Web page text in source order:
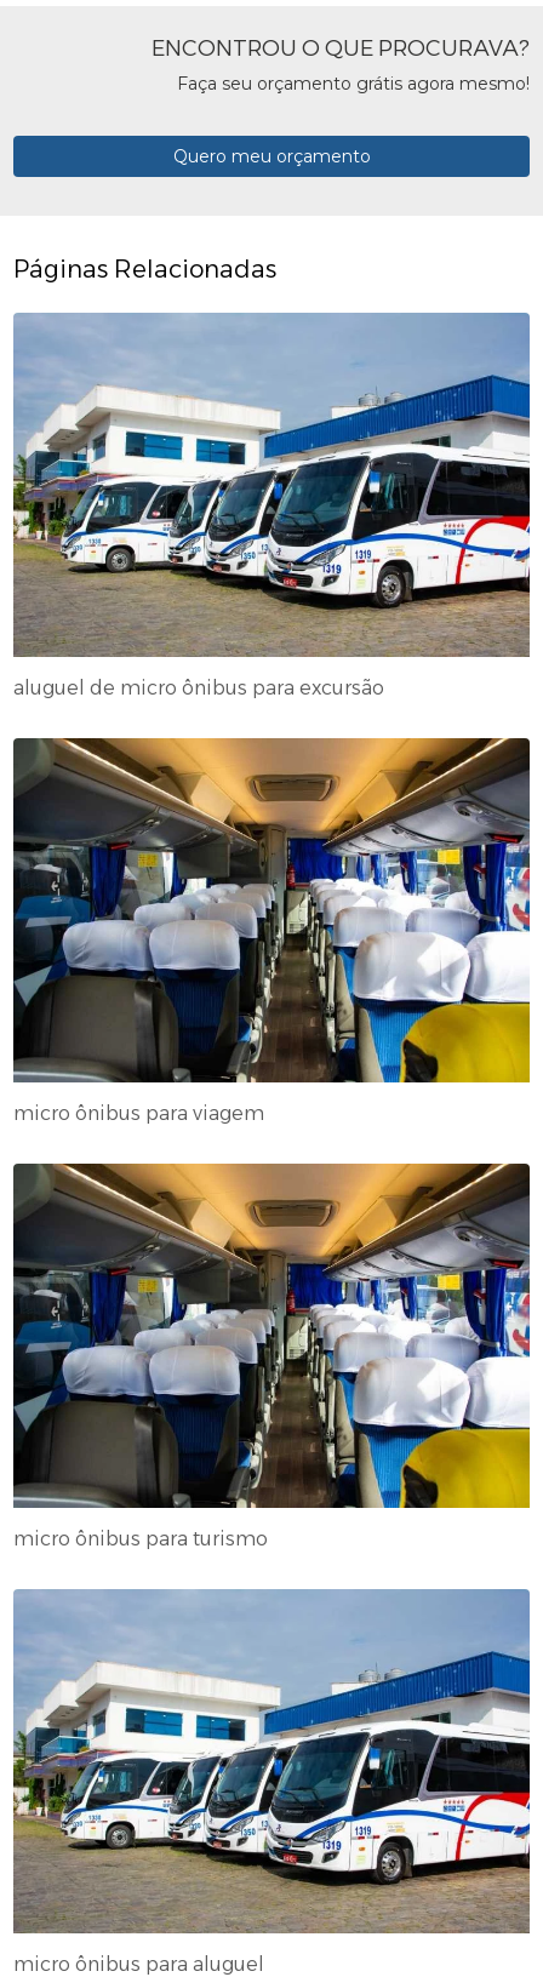
ENCONTROU O QUE PROCURAVA?
Faça seu orçamento grátis agora mesmo!
Quero meu orçamento
Páginas Relacionadas
aluguel de micro ônibus para excursão
micro ônibus para viagem
micro ônibus para turismo
micro ônibus para aluguel